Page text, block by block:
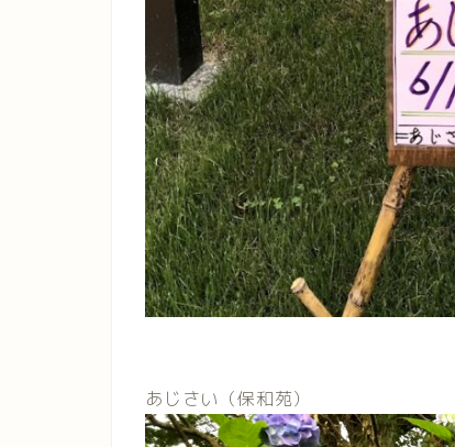
あじさい（保和苑）